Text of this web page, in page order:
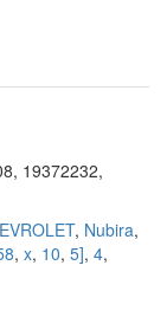
19372232,
, Nubira,
, x, 10, 5], 4,